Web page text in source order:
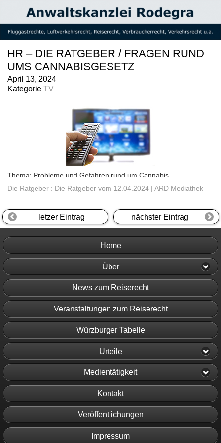
HR – DIE RATGEBER / FRAGEN RUND
UMS CANNABISGESETZ
April 13, 2024
Kategorie TV
Thema: Probleme und Gefahren rund um Cannabis
Die Ratgeber : Die Ratgeber vom 12.04.2024 | ARD Mediathek
letzer Eintrag nächster Eintrag
Home
Über
News zum Reiserecht
Veranstaltungen zum Reiserecht
Würzburger Tabelle
Urteile
Medientätigkeit
Kontakt
Veröffentlichungen
Impressum